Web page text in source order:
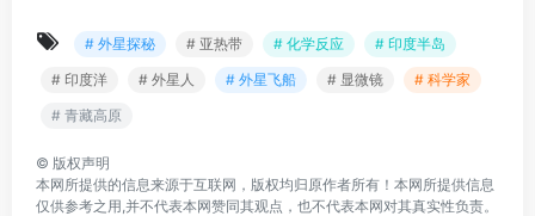
# 外星探秘 # 亚热带 # 化学反应
# 印度半岛
# 印度洋
# 外星人 # 外星飞船 # 显微镜
# 科学家
# 青藏高原
© 版权声明
本网所提供的信息来源于互联网，版权均归原作者所有！本网所提供信息
仅供参考之用,并不代表本网赞同其观点，也不代表本网对其真实性负责。